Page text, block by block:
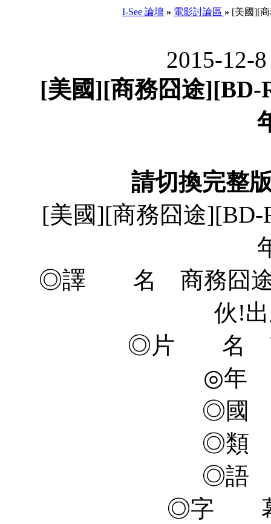
I-See 論壇 » 電影討論區 » [美國][
2015-12-
[美國][商務囧途][BD-
請切換完整
[美國][商務囧途][BD-
◎譯 名 商務囧途/
伙!
◎片 名
◎年
◎國
◎類
◎語
◎字 幕